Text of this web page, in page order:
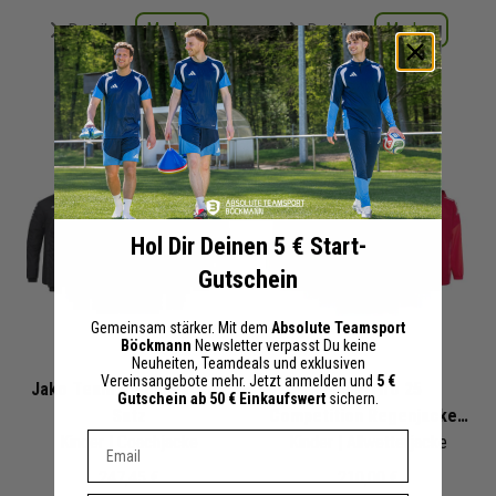
Details Merken
+ 51 Interessenten
Details Merken
+ 43 Interessenten
Jako Team Stadionjacken
247,45 €
adidas Tiro 25
Competition Regenjacken
| Allwetterjacke
210,00 €
Hol Dir Deinen 5 € Start-
Gutschein
Gemeinsam stärker. Mit dem Absolute Teamsport
Böckmann Newsletter verpasst Du keine
Neuheiten, Teamdeals und exklusiven
Vereinsangebote mehr. Jetzt anmelden und 5 €
Gutschein ab 50 € Einkaufswert sichern.
Dein E-mail Adresse